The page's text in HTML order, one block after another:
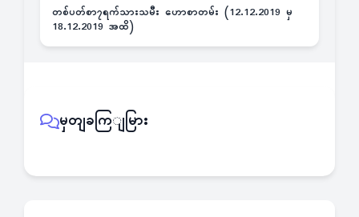
တစ်ပတ်စာ၇ရက်သားသမီး ဟောစာတမ်း (12.12.2019 မှ
18.12.2019 အထိ)
မှတျခကြျမြား